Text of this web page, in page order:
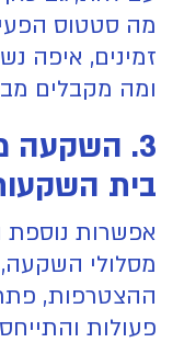
מה סטטוס
זמינים, איפה
ומה מקבלים
3. השקעה
בית
אפשרות
מסלולי השקעה,
ההצטרפות,
פעולות